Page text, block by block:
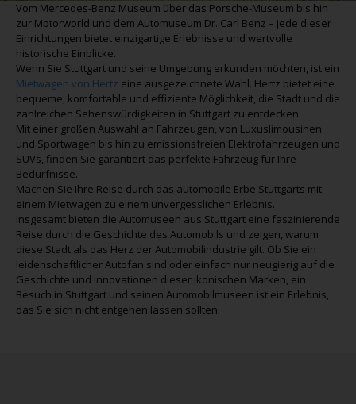
Vom Mercedes-Benz Museum über das Porsche-Museum bis hin
zur Motorworld und dem Automuseum Dr. Carl Benz – jede dieser
Einrichtungen bietet einzigartige Erlebnisse und wertvolle
historische Einblicke.
Wenn Sie Stuttgart und seine Umgebung erkunden möchten, ist ein
Mietwagen von Hertz eine ausgezeichnete Wahl. Hertz bietet eine
bequeme, komfortable und effiziente Möglichkeit, die Stadt und die
zahlreichen Sehenswürdigkeiten in Stuttgart zu entdecken.
Mit einer großen Auswahl an Fahrzeugen, von Luxuslimousinen
und Sportwagen bis hin zu emissionsfreien Elektrofahrzeugen und
SUVs, finden Sie garantiert das perfekte Fahrzeug für Ihre
Bedürfnisse.
Machen Sie Ihre Reise durch das automobile Erbe Stuttgarts mit
einem Mietwagen zu einem unvergesslichen Erlebnis.
Insgesamt bieten die Automuseen aus Stuttgart eine faszinierende
Reise durch die Geschichte des Automobils und zeigen, warum
diese Stadt als das Herz der Automobilindustrie gilt. Ob Sie ein
leidenschaftlicher Autofan sind oder einfach nur neugierig auf die
Geschichte und Innovationen dieser ikonischen Marken, ein
Besuch in Stuttgart und seinen Automobilmuseen ist ein Erlebnis,
das Sie sich nicht entgehen lassen sollten.